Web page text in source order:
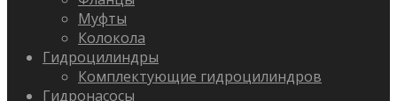
Муфты
Колокола
Гидроцилиндры
Комплектующие гидроцилиндров
Гидронасосы